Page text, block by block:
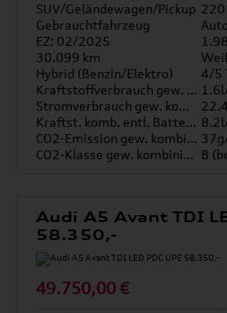
SUV/Geländewagen/Pickup 220
Gebrauchtfahrzeug
EZ: 02/2025
30.099 km
Hybrid (Benzin/Elektro)
4/5
Kraftstoffverbrauch gew. kombiniert
Stromverbrauch gew. kombiniert
Kraftst. komb. entl. Batterie
CO2-Emission gew. kombiniert
CO2-Klasse gew. kombiniert B
Audi A5 Avant TDI
58.350,-
49.750,00 €